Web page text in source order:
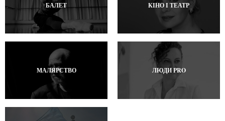
БАЛЕТ КІНО І ТЕАТР
МАЛЯРСТВО ЛЮДИ PRO